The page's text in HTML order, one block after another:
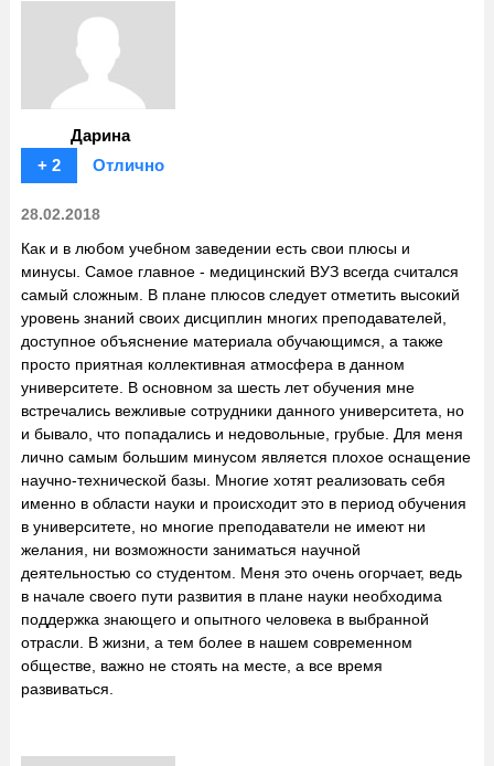
Дарина
+ 2
Отлично
28.02.2018
Как и в любом учебном заведении есть свои плюсы и
минусы. Самое главное - медицинский ВУЗ всегда считался
самый сложным. В плане плюсов следует отметить высокий
уровень знаний своих дисциплин многих преподавателей,
доступное объяснение материала обучающимся, а также
просто приятная коллективная атмосфера в данном
университете. В основном за шесть лет обучения мне
встречались вежливые сотрудники данного университета, но
и бывало, что попадались и недовольные, грубые. Для меня
лично самым большим минусом является плохое оснащение
научно-технической базы. Многие хотят реализовать себя
именно в области науки и происходит это в период обучения
в университете, но многие преподаватели не имеют ни
желания, ни возможности заниматься научной
деятельностью со студентом. Меня это очень огорчает, ведь
в начале своего пути развития в плане науки необходима
поддержка знающего и опытного человека в выбранной
отрасли. В жизни, а тем более в нашем современном
обществе, важно не стоять на месте, а все время
развиваться.